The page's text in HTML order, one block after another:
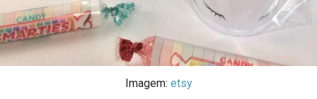
Imagem: etsy